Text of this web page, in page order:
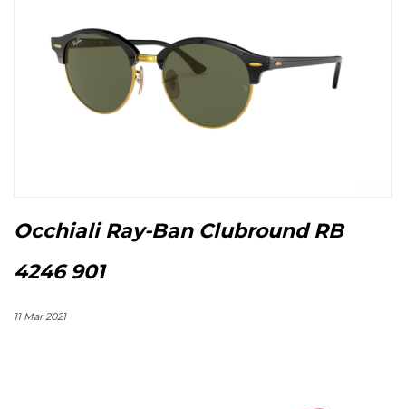
Occhiali Ray-Ban Clubround RB
4246 901
11 Mar 2021